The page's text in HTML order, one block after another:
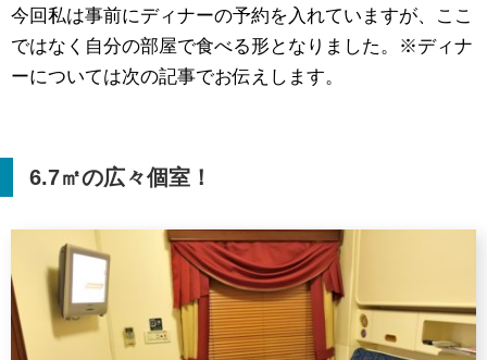
今回私は事前にディナーの予約を入れていますが、ここ
ではなく自分の部屋で食べる形となりました。※ディナ
ーについては次の記事でお伝えします。
6.7㎡の広々個室！